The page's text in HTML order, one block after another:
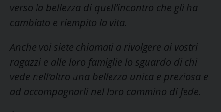
verso la bellezza di quell’incontro che gli ha
cambiato e riempito la vita.
Anche voi siete chiamati a rivolgere ai vostri
ragazzi e alle loro famiglie lo sguardo di chi
vede nell’altro una bellezza unica e preziosa e
ad accompagnarli nel loro cammino di fede.